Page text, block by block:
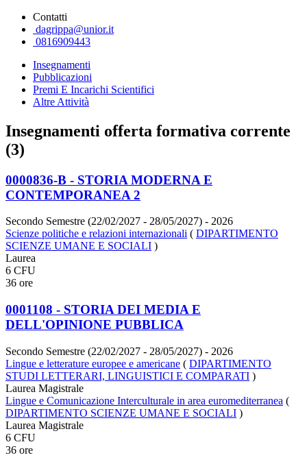
Contatti
dagrippa@unior.it
0816909443
Insegnamenti
Pubblicazioni
Premi E Incarichi Scientifici
Altre Attività
Insegnamenti offerta formativa corrente
(3)
0000836-B - STORIA MODERNA E
CONTEMPORANEA 2
Secondo Semestre (22/02/2027 - 28/05/2027) - 2026
Scienze politiche e relazioni internazionali ( DIPARTIMENTO
SCIENZE UMANE E SOCIALI )
Laurea
6 CFU
36 ore
0001108 - STORIA DEI MEDIA E
DELL'OPINIONE PUBBLICA
Secondo Semestre (22/02/2027 - 28/05/2027) - 2026
Lingue e letterature europee e americane ( DIPARTIMENTO
STUDI LETTERARI, LINGUISTICI E COMPARATI )
Laurea Magistrale
Lingue e Comunicazione Interculturale in area euromediterranea (
DIPARTIMENTO SCIENZE UMANE E SOCIALI )
Laurea Magistrale
6 CFU
36 ore